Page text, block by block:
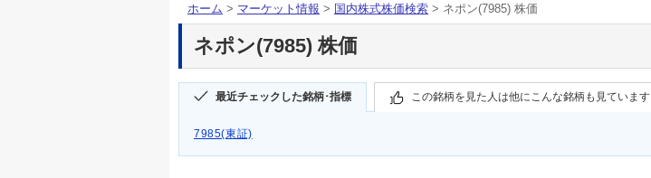
ホーム > マーケット情報 > 国内株式株価検索 > ネポン(7985) 株価
ネポン(7985) 株価
最近チェックした銘柄･指標 この銘柄を見た人は他にこんな銘柄も見ています
7985(東証)